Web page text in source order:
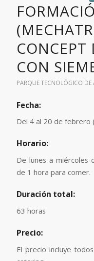
CONCEPT
CON
PARQUE TECNOLÓGICO
Fecha:
Del 4 al 20 de febrero
Horario:
De lunes a miércoles
de 1 hora para comer.
Duración total:
63 horas
Precio:
El precio incluye